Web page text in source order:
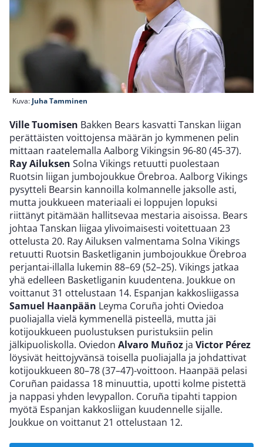
Kuva: Juha Tamminen
Ville Tuomisen Bakken Bears kasvatti Tanskan liigan
perättäisten voittojensa määrän jo kymmenen pelin
mittaan raatelemalla Aalborg Vikingsin 96-80 (45-37).
Ray Ailuksen Solna Vikings retuutti puolestaan
Ruotsin liigan jumbojoukkue Örebroa. Aalborg Vikings
pysytteli Bearsin kannoilla kolmannelle jaksolle asti,
mutta joukkueen materiaali ei loppujen lopuksi
riittänyt pitämään hallitsevaa mestaria aisoissa. Bears
johtaa Tanskan liigaa ylivoimaisesti voitettuaan 23
ottelusta 20. Ray Ailuksen valmentama Solna Vikings
retuutti Ruotsin Basketliganin jumbojoukkue Örebroa
perjantai-illalla lukemin 88–69 (52–25). Vikings jatkaa
yhä edelleen Basketliganin kuudentena. Joukkue on
voittanut 31 ottelustaan 14. Espanjan kakkosliigassa
Samuel Haanpään Leyma Coruña johti Oviedoa
puoliajalla vielä kymmenellä pisteellä, mutta jäi
kotijoukkueen puolustuksen puristuksiin pelin
jälkipuoliskolla. Oviedon Alvaro Muñoz ja Victor Pérez
löysivät heittojyvänsä toisella puoliajalla ja johdattivat
kotijoukkueen 80–78 (37–47)-voittoon. Haanpää pelasi
Coruñan paidassa 18 minuuttia, upotti kolme pistettä
ja nappasi yhden levypallon. Coruña tipahti tappion
myötä Espanjan kakkosliigan kuudennelle sijalle.
Joukkue on voittanut 21 ottelustaan 12.